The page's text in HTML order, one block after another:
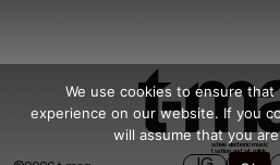
We use cookies to ensure
experience on our website. If you
will assume that you
where electronic music,
fashion and art collide.